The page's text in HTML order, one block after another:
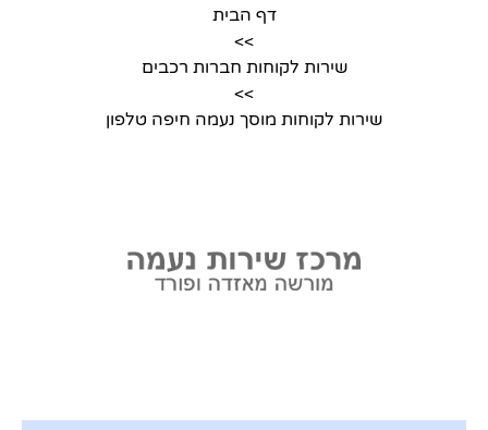
דף הבית
>>
שירות לקוחות חברות רכבים
>>
שירות לקוחות מוסך נעמה חיפה טלפון